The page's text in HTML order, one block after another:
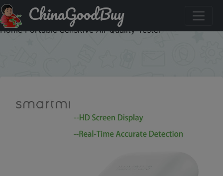
Придбати по акціи Smartmi PM2.5 Air Detector HD
Screen Display High Precision Sensor Real-time Accurate
Home Portable Sensitive Air Quality Tester
ChinaGoodBuy